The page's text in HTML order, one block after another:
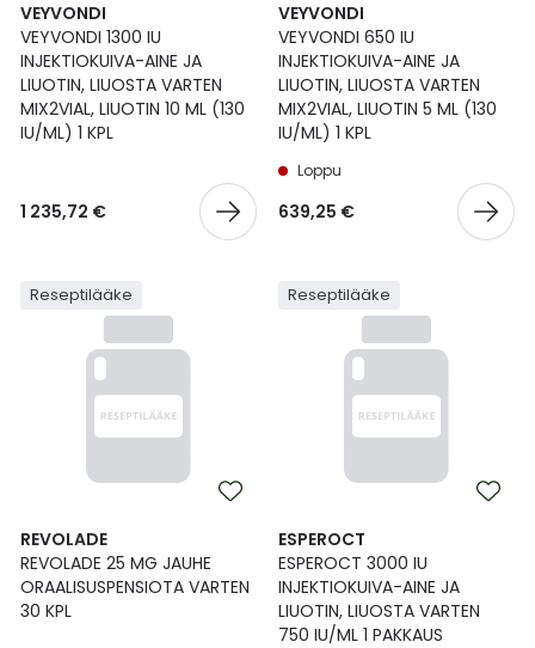
VEYVONDI
VEYVONDI 1300 IU
INJEKTIOKUIVA-AINE JA
LIUOTIN, LIUOSTA VARTEN
MIX2VIAL, LIUOTIN 10 ML (130
IU/ML) 1 KPL
1 235,72 €
VEYVONDI
VEYVONDI 650 IU
INJEKTIOKUIVA-AINE JA
LIUOTIN, LIUOSTA VARTEN
MIX2VIAL, LIUOTIN 5 ML (130
IU/ML) 1 KPL
Loppu
639,25 €
Reseptilääke
REVOLADE
REVOLADE 25 MG JAUHE
ORAALISUSPENSIOTA VARTEN
30 KPL
Reseptilääke
ESPEROCT
ESPEROCT 3000 IU
INJEKTIOKUIVA-AINE JA
LIUOTIN, LIUOSTA VARTEN
750 IU/ML 1 PAKKAUS